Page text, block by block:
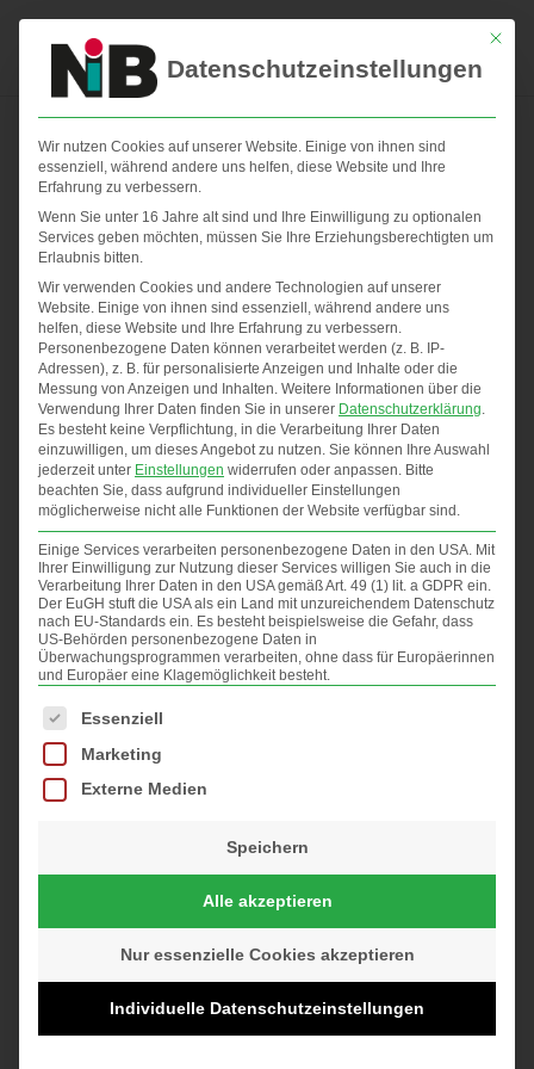
Krankheitsbilder – Fabian
1080
von admin | Juni 27, 2017
Kategorien
Kategorien
Archiv
September 2021
Juni 2021
März 2021
Mit
Datenschutzeinstellungen
Wir nutzen Cookies auf unserer Website. Einige von ihnen sind
essenziell, während andere uns helfen, diese Website und Ihre
Erfahrung zu verbessern.
Wenn Sie unter 16 Jahre alt sind und Ihre Einwilligung zu optionalen
Services geben möchten, müssen Sie Ihre Erziehungsberechtigten um
Erlaubnis bitten.
Wir verwenden Cookies und andere Technologien auf unserer
Website. Einige von ihnen sind essenziell, während andere uns
helfen, diese Website und Ihre Erfahrung zu verbessern.
Personenbezogene Daten können verarbeitet werden (z. B. IP-
Adressen), z. B. für personalisierte Anzeigen und Inhalte oder die
Messung von Anzeigen und Inhalten. Weitere Informationen über die
Verwendung Ihrer Daten finden Sie in unserer Datenschutzerklärung.
Es besteht keine Verpflichtung, in die Verarbeitung Ihrer Daten
einzuwilligen, um dieses Angebot zu nutzen. Sie können Ihre Auswahl
jederzeit unter Einstellungen widerrufen oder anpassen. Bitte
beachten Sie, dass aufgrund individueller Einstellungen
möglicherweise nicht alle Funktionen der Website verfügbar sind.
Einige Services verarbeiten personenbezogene Daten in den USA. Mit
Ihrer Einwilligung zur Nutzung dieser Services willigen Sie auch in die
Verarbeitung Ihrer Daten in den USA gemäß Art. 49 (1) lit. a GDPR ein.
Der EuGH stuft die USA als ein Land mit unzureichendem Datenschutz
nach EU-Standards ein. Es besteht beispielsweise die Gefahr, dass
US-Behörden personenbezogene Daten in
Überwachungsprogrammen verarbeiten, ohne dass für Europäerinnen
und Europäer eine Klagemöglichkeit besteht.
Es folgt eine Liste der Service-Gruppen, für die eine
Essenziell
Marketing
Externe Medien
Speichern
Alle akzeptieren
Nur essenzielle Cookies akzeptieren
Individuelle Datenschutzeinstellungen